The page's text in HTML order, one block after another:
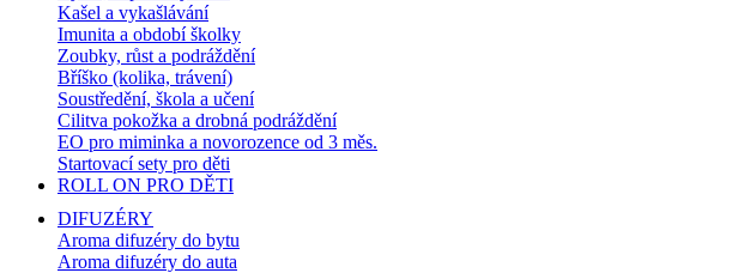
Kašel a vykašlávání
Imunita a období školky
Zoubky, růst a podráždění
Bříško (kolika, trávení)
Soustředění, škola a učení
Cilitva pokožka a drobná podráždění
EO pro miminka a novorozence od 3 měs.
Startovací sety pro děti
ROLL ON PRO DĚTI
DIFUZÉRY
Aroma difuzéry do bytu
Aroma difuzéry do auta